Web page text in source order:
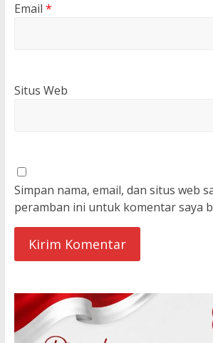
Email *
Situs Web
Simpan nama, email, dan situs web
peramban ini untuk komentar saya